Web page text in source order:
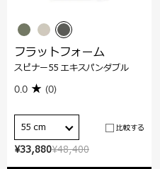
¥48,400
¥33,880
フラットフォーム
スピナー55 エキスパンダブル
0.0 (0)
55 cm 比較する